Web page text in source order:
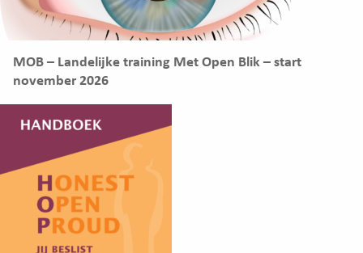
MOB – Landelijke training Met Open Blik – start
november 2026